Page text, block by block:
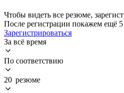
Чтобы видеть все резюме,
После регистрации покажем ещё
Зарегистрироваться
За всё время
По соответствию
20 резюме